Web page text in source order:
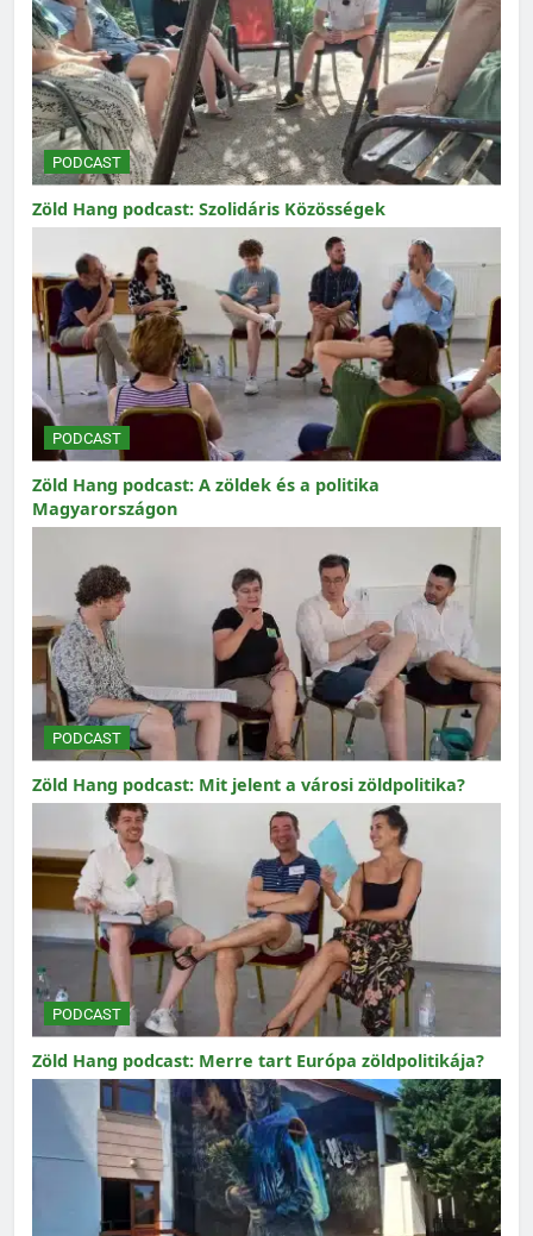
PODCAST
Zöld Hang podcast: Szolidáris Közösségek
PODCAST
Zöld Hang podcast: A zöldek és a politika
Magyarországon
PODCAST
Zöld Hang podcast: Mit jelent a városi zöldpolitika?
PODCAST
Zöld Hang podcast: Merre tart Európa zöldpolitikája?